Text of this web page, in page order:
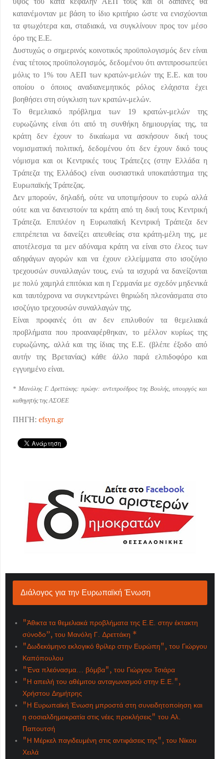
κατανέμονταν με βάση το ίδιο κριτήριο ώστε να ενισχύονται
τα φτωχότερα και, σταδιακά, να συγκλίνουν προς τον μέσο
όρο της Ε.Ε.
Δυστυχώς ο σημερινός κοινοτικός προϋπολογισμός δεν είναι
ένας τέτοιος προϋπολογισμός, δεδομένου ότι αντιπροσωπεύει
μόλις το 1% του ΑΕΠ των κρατών-μελών της Ε.Ε. και του
οποίου ο όποιος αναδιανεμητικός ρόλος ελάχιστα έχει
βοηθήσει στη σύγκλιση των κρατών-μελών.
Το θεμελιακό πρόβλημα των 19 κρατών-μελών της
ευρωζώνης είναι ότι από τη συνθήκη δημιουργίας της, τα
κράτη δεν έχουν το δικαίωμα να ασκήσουν δική τους
νομισματική πολιτική, δεδομένου ότι δεν έχουν δικό τους
νόμισμα και οι Κεντρικές τους Τράπεζες (στην Ελλάδα η
Τράπεζα της Ελλάδος) είναι ουσιαστικά υποκατάστημα της
Ευρωπαϊκής Τράπεζας.
Δεν μπορούν, δηλαδή, ούτε να υποτιμήσουν το ευρώ αλλά
ούτε και να δανειστούν τα κράτη από τη δική τους Κεντρική
Τράπεζα. Επιπλέον η Ευρωπαϊκή Κεντρική Τράπεζα δεν
επιτρέπεται να δανείζει απευθείας στα κράτη-μέλη της, με
αποτέλεσμα τα μεν αδύναμα κράτη να είναι στο έλεος των
αδηφάγων αγορών και να έχουν ελλείμματα στο ισοζύγιο
τρεχουσών συναλλαγών τους, ενώ τα ισχυρά να δανείζονται
με πολύ χαμηλά επιτόκια και η Γερμανία με σχεδόν μηδενικά
και ταυτόχρονα να συγκεντρώνει θηριώδη πλεονάσματα στο
ισοζύγιο τρεχουσών συναλλαγών της.
Είναι προφανές ότι αν δεν επιλυθούν τα θεμελιακά
προβλήματα που προαναφέρθηκαν, το μέλλον κυρίως της
ευρωζώνης, αλλά και της ίδιας της Ε.Ε. (βλέπε έξοδο από
αυτήν της Βρετανίας) κάθε άλλο παρά ελπιδοφόρο και
εγγυημένο είναι.
* Μανόλης Γ. Δρεττάκης: πρώην: αντιπροέδρος της Βουλής, υπουργός και
καθηγητής της ΑΣΟΕΕ
ΠΗΓΗ: efsyn.gr
Διάλογος για την Ευρωπαϊκή Ένωση
"Άθικτα τα θεμελιακά προβλήματα της Ε.Ε. στην έκτακτη
σύνοδο”, του Μανόλη Γ. Δρεττάκη *
"Δωδεκάμηνο εκλογικό θρίλερ στην Ευρώπη", του Γιώργου
Καπόπουλου
"Ένα πλεόνασμα... βόμβα", του Γιώργου Τσιάρα
"Η απειλή του αθέμιτου ανταγωνισμού στην Ε.Ε.",
Χρήστου Δημήτρης
"Η Ευρωπαϊκή Ένωση μπροστά στη συνειδητοποίηση και
η σοσιαλδημοκρατία στις νέες προκλήσεις" του Αλ.
Παπουτσή
"Η Μέρκελ παγιδευμένη στις αντιφάσεις της", του Νϊκου
Χειλά